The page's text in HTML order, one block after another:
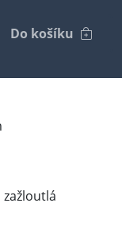
Do košíku